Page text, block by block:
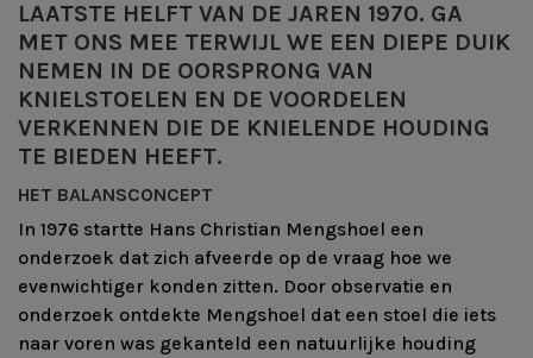
LAATSTE HELFT VAN DE JAREN 1970. GA
MET ONS MEE TERWIJL WE EEN DIEPE DUIK
NEMEN IN DE OORSPRONG VAN
KNIELSTOELEN EN DE VOORDELEN
VERKENNEN DIE DE KNIELENDE HOUDING
TE BIEDEN HEEFT.
HET BALANSCONCEPT
In 1976 startte Hans Christian Mengshoel een
onderzoek dat zich afveerde op de vraag hoe we
evenwichtiger konden zitten. Door observatie en
onderzoek ontdekte Mengshoel dat een stoel die iets
naar voren was gekanteld een natuurlijke houding